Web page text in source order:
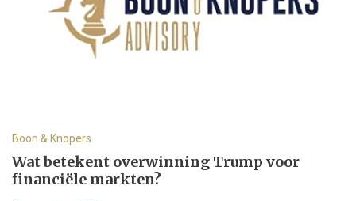
Boon & Knopers
Wat betekent overwinning Trump voor
financiële markten?